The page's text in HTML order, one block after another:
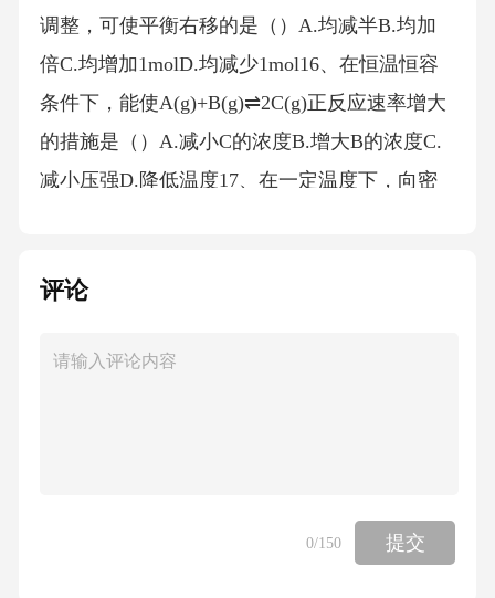
调整，可使平衡右移的是（）A.均减半B.均加
倍C.均增加1molD.均减少1mol16、在恒温恒容
条件下，能使A(g)+B(g)⇌2C(g)正反应速率增大
的措施是（）A.减小C的浓度B.增大B的浓度C.
减小压强D.降低温度17、在一定温度下，向密
若保持温度和容积不变，再向容器中充入2molA
mol/LB.小于2mol/LC.等于2mol/LD.无法确定1
生成2nmolCB.容器内的总压强不随时间变化C.
A、B、C的浓度之比为1:2:2D.混合气体的密度
评论
0/150 提交